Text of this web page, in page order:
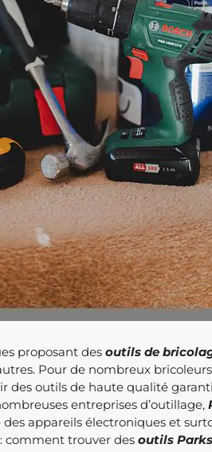
proposant desoutils de
Pour de nombreux
des outils de haute qualité
entreprises d’outillage,
appareils électroniques et
comment trouver desoutils